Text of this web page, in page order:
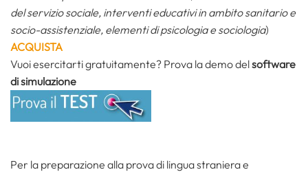
del servizio sociale, interventi educativi in ambito sanitario e
socio-assistenziale, elementi di psicologia e sociologia)
ACQUISTA
Vuoi esercitarti gratuitamente? Prova la demo delsoftware
di simulazione
Per la preparazione alla prova di lingua straniera e